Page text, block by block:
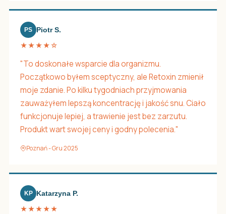
PS Piotr S.
★★★★☆
"To doskonałe wsparcie dla organizmu.
Początkowo byłem sceptyczny, ale Retoxin zmienił
moje zdanie. Po kilku tygodniach przyjmowania
zauważyłem lepszą koncentrację i jakość snu. Ciało
funkcjonuje lepiej, a trawienie jest bez zarzutu.
Produkt wart swojej ceny i godny polecenia."
Poznań - Gru 2025
KP Katarzyna P.
★★★★★